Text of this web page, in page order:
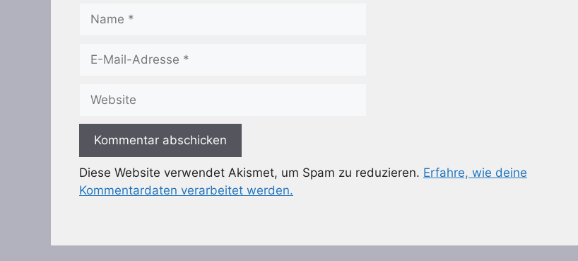
Mail-
Diese Website verwendet Akismet, um Spam zu reduzieren. Erfahre, wie deine
Kommentardaten verarbeitet werden.